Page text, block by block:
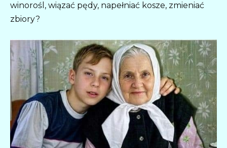
winorośl, wiązać pędy, napełniać kosze, zmieniać
zbiory?